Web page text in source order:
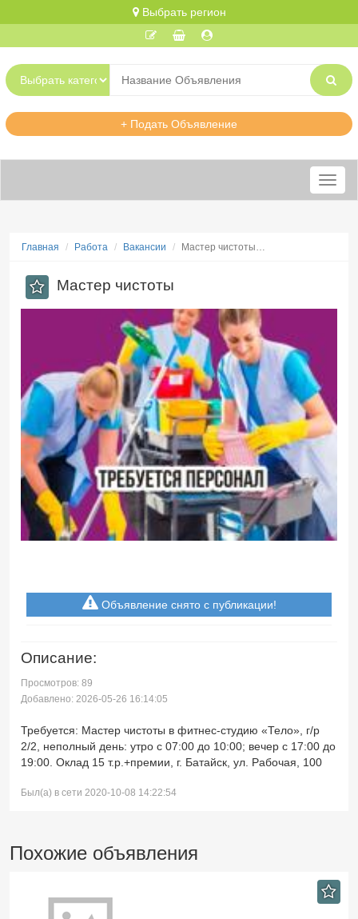
Выбрать регион
+ Подать Объявление
Меню
Главная Работа Вакансии Мастер чистоты…
Мастер чистоты
Объявление снято с публикации!
Описание:
Просмотров: 89
Добавлено: 2026-05-26 16:14:05
Требуется: Мастер чистоты в фитнес-студию «Тело», г/р
2/2, неполный день: утро с 07:00 до 10:00; вечер с 17:00 до
19:00. Оклад 15 т.р.+премии, г. Батайск, ул. Рабочая, 100
Был(а) в сети 2020-10-08 14:22:54
Похожие объявления